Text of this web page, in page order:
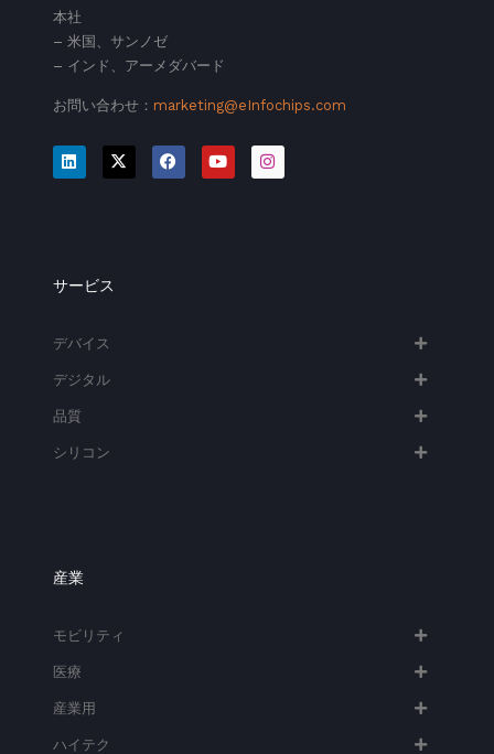
本社
– 米国、サンノゼ
– インド、アーメダバード
お問い合わせ： marketing@eInfochips.com
サービス
デバイス
デジタル
品質
シリコン
産業
モビリティ
医療
産業用
ハイテク​